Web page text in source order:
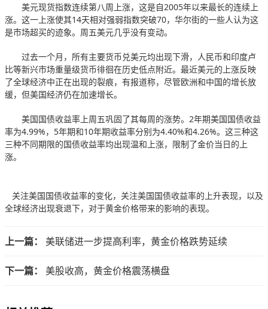
美元现货指数连续第八周上涨，这是自2005年以来最长的连续上
涨。这一上涨使其14天相对强弱指数突破70，华尔街的一些人认为这
是市场超买的迹象。周五美元几乎没有变动。
过去一个月，所有主要货币兑美元均出现下滑，人民币和印度卢
比等新兴市场重量级货币徘徊在历史低点附近。最近美元的上涨反映
了全球经济中正在出现的裂痕，有报道称，尽管欧洲和中国的增长放
缓，但美国经济仍在加速增长。
美国国债收益率上周五巩固了其每周的涨势。2年期美国国债收益
率为4.99%，5年期和10年期收益率分别为4.40%和4.26%。这三种这
三种不同期限的国债收益率均出现温和上涨，限制了金价当日的上
涨。
关注美国国债收益率的变化，关注美国国债收益率的上升表现，以及
全球经济出现衰退下，对于黄金价格带来的影响的表现。
上一篇： 美联储进一步提高利率，黄金价格跌势延续
下一篇： 美股收高，黄金价格震荡横盘